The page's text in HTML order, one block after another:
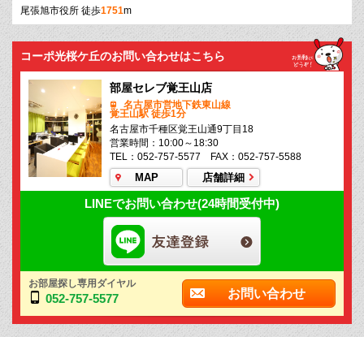
尾張旭市役所 徒歩1751m
コーポ光桜ケ丘のお問い合わせはこちら
部屋セレブ覚王山店
名古屋市営地下鉄東山線
覚王山駅 徒歩1分
名古屋市千種区覚王山通9丁目18
営業時間：10:00～18:30
TEL：052-757-5577 FAX：052-757-5588
MAP 店舗詳細
LINEでお問い合わせ(24時間受付中)
お部屋探し専用ダイヤル
052-757-5577 お問い合わせ